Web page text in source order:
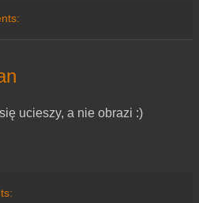
ucieszy, a nie obrazi :)